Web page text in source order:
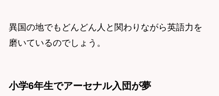
異国の地でもどんどん人と関わりながら英語力を
磨いているのでしょう。
小学6年生でアーセナル入団が夢